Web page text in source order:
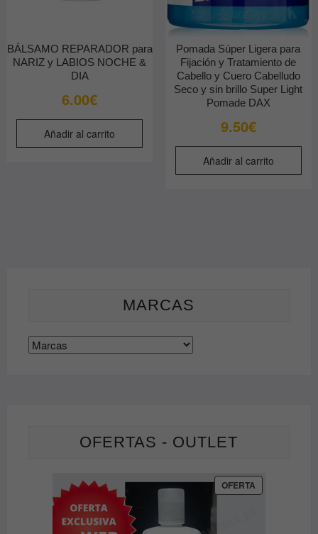
BÁLSAMO REPARADOR para
NARIZ y LABIOS NOCHE &
DIA
6.00€
Añadir al carrito
Pomada Súper Ligera para
Fijación y Tratamiento de
Cabello y Cuero Cabelludo
Seco y sin brillo Super Light
Pomade DAX
9.50€
Añadir al carrito
MARCAS
OFERTAS - OUTLET
OFERTAPRODUCTO
EN